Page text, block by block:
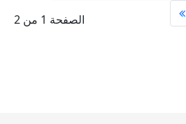
الصفحة 1 من 2